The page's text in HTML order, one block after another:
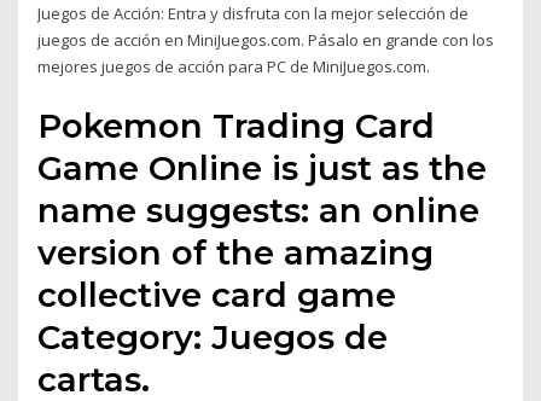
Juegos de Acción: Entra y disfruta con la mejor selección de
juegos de acción en MiniJuegos.com. Pásalo en grande con los
mejores juegos de acción para PC de MiniJuegos.com.
Pokemon Trading Card
Game Online is just as the
name suggests: an online
version of the amazing
collective card game
Category: Juegos de
cartas.